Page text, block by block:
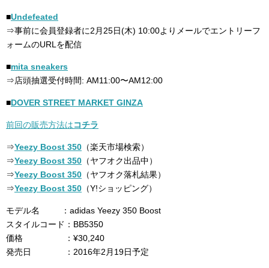
■Undefeated
⇒事前に会員登録者に2月25日(木) 10:00よりメールでエントリーフ
ォームのURLを配信
■mita sneakers
⇒店頭抽選受付時間: AM11:00〜AM12:00
■DOVER STREET MARKET GINZA
前回の販売方法はコチラ
⇒Yeezy Boost 350 （楽天市場検索）
⇒Yeezy Boost 350 （ヤフオク出品中）
⇒Yeezy Boost 350 （ヤフオク落札結果）
⇒Yeezy Boost 350 （Y!ショッピング）
モデル名 ：adidas Yeezy 350 Boost
スタイルコード：BB5350
価格 ：¥30,240
発売日 ：2016年2月19日予定